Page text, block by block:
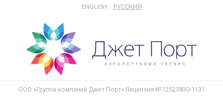
ENGLISH РУССКИЙ
ООО «Группа компаний Джет Порт» Лицензия №12523830-1131